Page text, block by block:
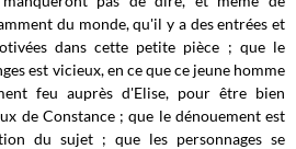
du monde, qu'il y a des entrées et
dans cette petite pièce ; que le
est vicieux, en ce que ce jeune homme
feu auprès d'Elise, pour être bien
de Constance ; que le dénouement est
du sujet ; que les personnages se